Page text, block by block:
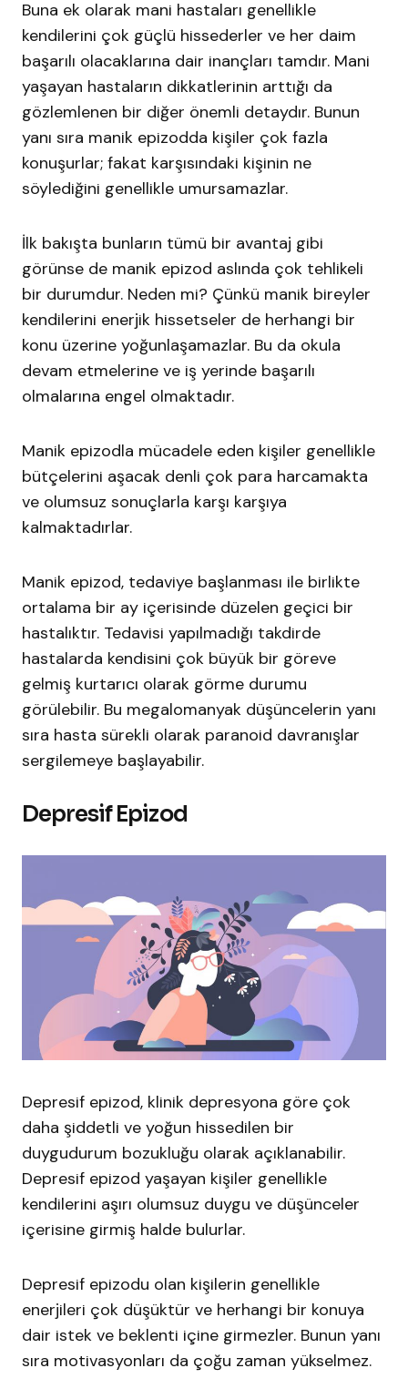
Buna ek olarak mani hastaları genellikle
kendilerini çok güçlü hissederler ve her daim
başarılı olacaklarına dair inançları tamdır. Mani
yaşayan hastaların dikkatlerinin arttığı da
gözlemlenen bir diğer önemli detaydır. Bunun
yanı sıra manik epizodda kişiler çok fazla
konuşurlar; fakat karşısındaki kişinin ne
söylediğini genellikle umursamazlar.
İlk bakışta bunların tümü bir avantaj gibi
görünse de manik epizod aslında çok tehlikeli
bir durumdur. Neden mi? Çünkü manik bireyler
kendilerini enerjik hissetseler de herhangi bir
konu üzerine yoğunlaşamazlar. Bu da okula
devam etmelerine ve iş yerinde başarılı
olmalarına engel olmaktadır.
Manik epizodla mücadele eden kişiler genellikle
bütçelerini aşacak denli çok para harcamakta
ve olumsuz sonuçlarla karşı karşıya
kalmaktadırlar.
Manik epizod, tedaviye başlanması ile birlikte
ortalama bir ay içerisinde düzelen geçici bir
hastalıktır. Tedavisi yapılmadığı takdirde
hastalarda kendisini çok büyük bir göreve
gelmiş kurtarıcı olarak görme durumu
görülebilir. Bu megalomanyak düşüncelerin yanı
sıra hasta sürekli olarak paranoid davranışlar
sergilemeye başlayabilir.
Depresif Epizod
Depresif epizod, klinik depresyona göre çok
daha şiddetli ve yoğun hissedilen bir
duygudurum bozukluğu olarak açıklanabilir.
Depresif epizod yaşayan kişiler genellikle
kendilerini aşırı olumsuz duygu ve düşünceler
içerisine girmiş halde bulurlar.
Depresif epizodu olan kişilerin genellikle
enerjileri çok düşüktür ve herhangi bir konuya
dair istek ve beklenti içine girmezler. Bunun yanı
sıra motivasyonları da çoğu zaman yükselmez.